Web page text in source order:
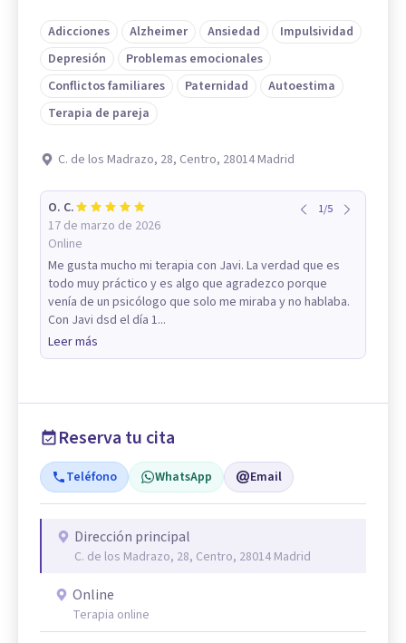
Adicciones Alzheimer Ansiedad
Impulsividad
Depresión
Problemas emocionales
Conflictos familiares
Paternidad
Autoestima
Terapia de pareja
C. de los Madrazo, 28, Centro, 28014 Madrid
O. C.
17 de marzo de 2026
Online
1/5
Me gusta mucho mi terapia con Javi. La verdad que es
todo muy práctico y es algo que agradezco porque
venía de un psicólogo que solo me miraba y no hablaba.
Con Javi dsd el día 1...
Leer más
Reserva tu cita
Teléfono WhatsApp Email
Dirección principal
C. de los Madrazo, 28, Centro, 28014 Madrid
Online
Terapia online